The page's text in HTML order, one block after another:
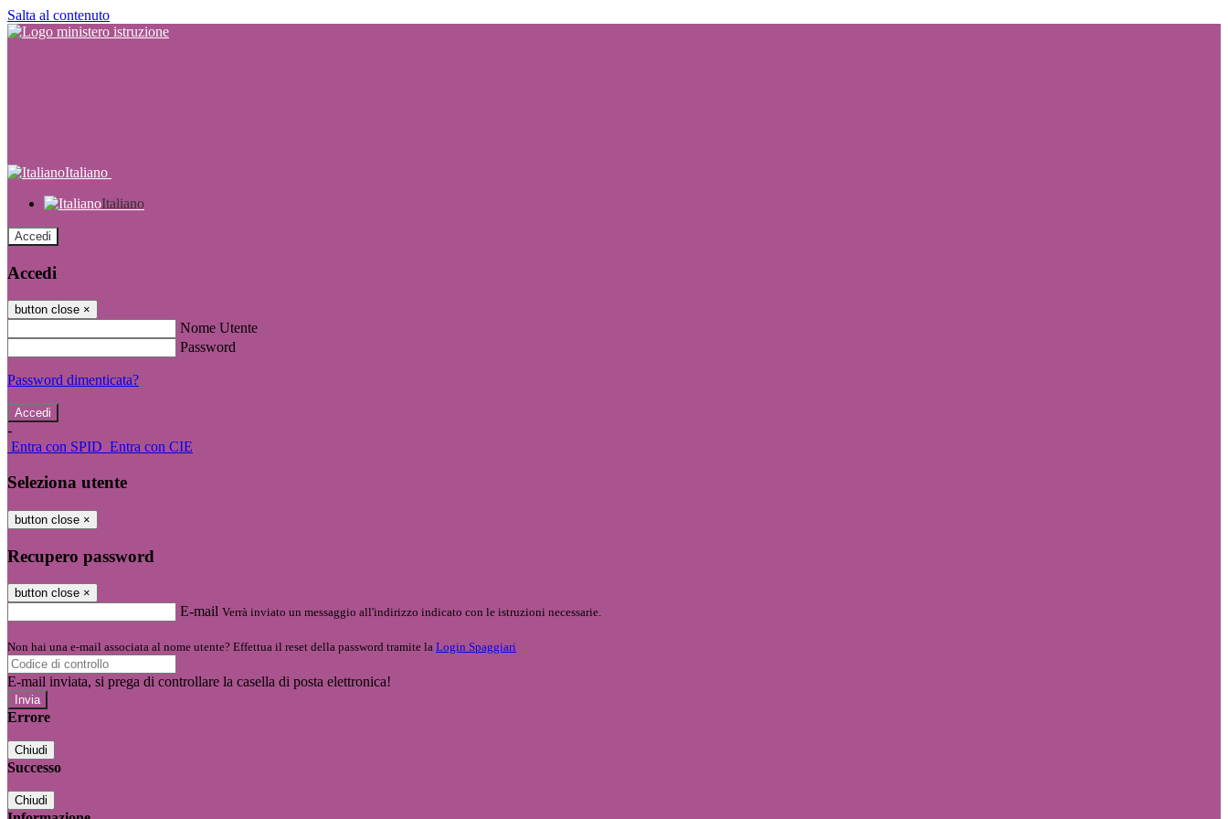
Salta al contenuto
Italiano
Italiano
Accedi
Accedi
button close ×
Nome Utente
Password
Password dimenticata?
-
Entra con SPID Entra con CIE
Seleziona utente
button close ×
Recupero password
button close ×
E-mail Verrà inviato un messaggio all'indirizzo indicato con le istruzioni necessarie.
Non hai una e-mail associata al nome utente? Effettua il reset della password tramite la Login Spaggiari
E-mail inviata, si prega di controllare la casella di posta elettronica!
Errore
Chiudi
Successo
Chiudi